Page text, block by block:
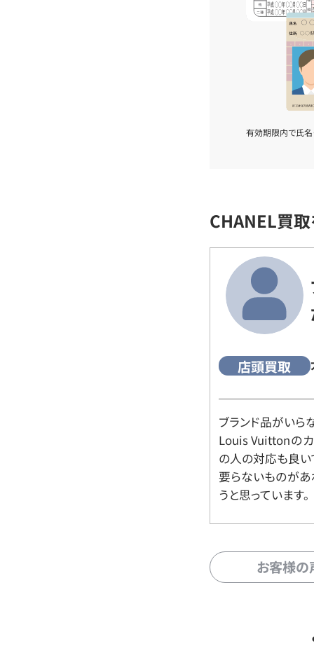
有効期限内で氏名
CHANEL買
店頭買取
ブランド品がいら
Louis Vuittonの
の人の対応も良い
要らないものがあ
うと思っています。
お客様